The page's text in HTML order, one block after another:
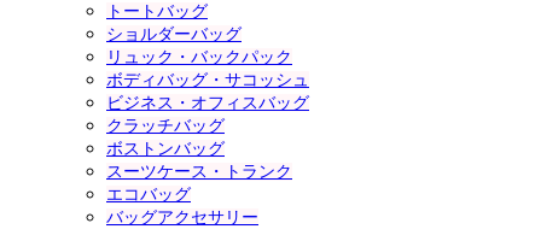
トートバッグ
ショルダーバッグ
リュック・バックパック
ボディバッグ・サコッシュ
ビジネス・オフィスバッグ
クラッチバッグ
ボストンバッグ
スーツケース・トランク
エコバッグ
バッグアクセサリー